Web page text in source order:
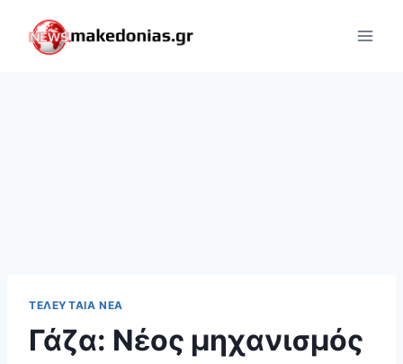
content
ΤΕΛΕΥΤΑΊΑ ΝΈΑ
Γάζα: Νέος μηχανισμός